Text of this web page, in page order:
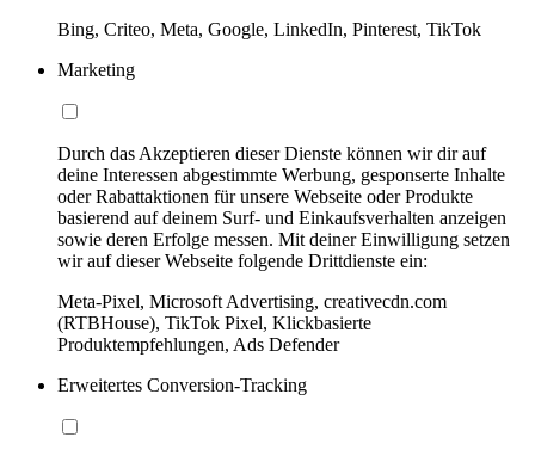
Bing, Criteo, Meta, Google, LinkedIn, Pinterest, TikTok
Marketing
Durch das Akzeptieren dieser Dienste können wir dir auf
deine Interessen abgestimmte Werbung, gesponserte Inhalte
oder Rabattaktionen für unsere Webseite oder Produkte
basierend auf deinem Surf- und Einkaufsverhalten anzeigen
sowie deren Erfolge messen. Mit deiner Einwilligung setzen
wir auf dieser Webseite folgende Drittdienste ein:
Meta-Pixel, Microsoft Advertising, creativecdn.com
(RTBHouse), TikTok Pixel, Klickbasierte
Produktempfehlungen, Ads Defender
Erweitertes Conversion-Tracking